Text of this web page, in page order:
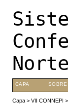
CAPA SOBRE
Capa> VII CONNEPI >